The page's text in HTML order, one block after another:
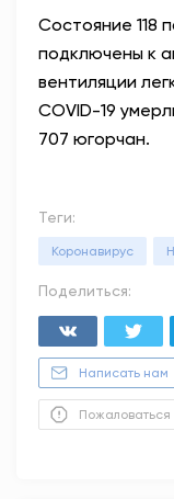
Состояние 118
подключены к
вентиляции
COVID-19
707 югорчан.
Теги:
Коронавирус
Поделиться:
Написать нам
Пожаловаться